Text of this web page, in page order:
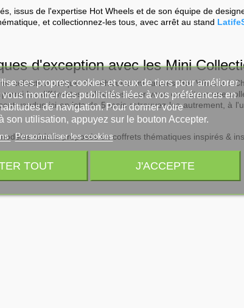
issus de l'expertise Hot Wheels et de son équipe de
et collectionnez-les tous, avec arrêt au stand
d'exception avec les Mini
collection unique de véhicules miniatures Hot Wheels !
les différentes collections pour vous constituer une
vendus ici en lots de 5 mais retrouvez-les autrement, à
réduits proposés en coffrets thématiques inspirés &
ses propres cookies et ceux de tiers pour améliorer
montrer des publicités liées à vos préférences en
de navigation. Pour donner votre
son utilisation, appuyez sur le bouton Accepter.
Personnaliser les cookies
TOUT J'ACCEPTE